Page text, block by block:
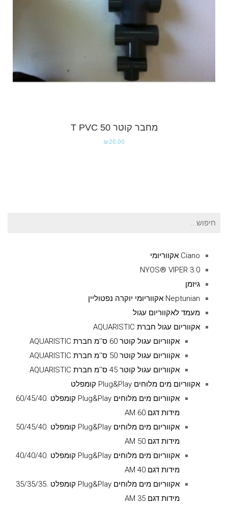
מחבר קוטר 50 T PVC
₪20.00
חיפוש
Ciano אקווריומי
NYOS® VIPER 3.0
גיזמן
Neptunian אקווריומי יוקרה נפטוליין
מעמד לאקווריום עגול
אקווריום עגול חברת AQUARISTIC
אקווריום עגול קוטר 60 ס''מ חברת AQUARISTIC
אקווריום עגול קוטר 50 ס''מ חברת AQUARISTIC
אקווריום עגול קוטר 45 ס''מ חברת AQUARISTIC
אקווריום מים מלוחים Plug&Play קומפלט
אקווריום מים מלוחים Plug&Play קומפלט .60/45/40
מידות דגם AM 60
אקווריום מים מלוחים Plug&Play קומפלט .50/45/40
מידות דגם AM 50
אקווריום מים מלוחים Plug&Play קומפלט .40/40/40
מידות דגם AM 40
אקווריום מים מלוחים Plug&Play קומפלט .35/35/35
מידות דגם AM 35